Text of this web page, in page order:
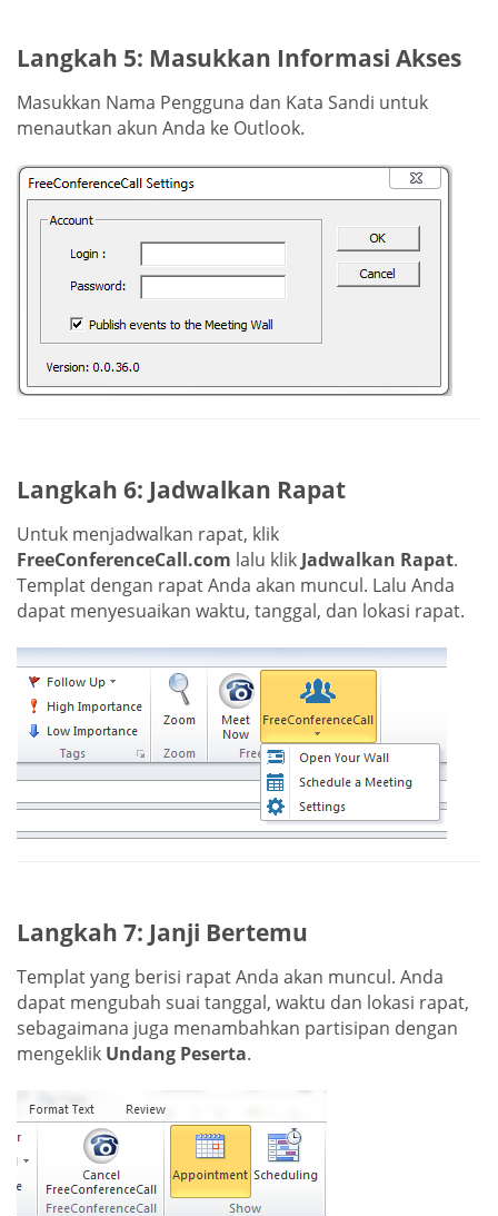
Langkah 5: Masukkan Informasi Akses
Masukkan Nama Pengguna dan Kata Sandi untuk
menautkan akun Anda ke Outlook.
Langkah 6: Jadwalkan Rapat
Untuk menjadwalkan rapat, klik
FreeConferenceCall.com lalu klik Jadwalkan Rapat.
Templat dengan rapat Anda akan muncul. Lalu Anda
dapat menyesuaikan waktu, tanggal, dan lokasi rapat.
Langkah 7: Janji Bertemu
Templat yang berisi rapat Anda akan muncul. Anda
dapat mengubah suai tanggal, waktu dan lokasi rapat,
sebagaimana juga menambahkan partisipan dengan
mengeklik Undang Peserta.